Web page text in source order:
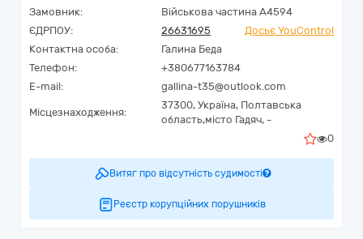
Замовник:
Військова частина А4594
ЄДРПОУ:
26631695
Досьє YouControl
Контактна особа:
Галина Беда
Телефон:
+380677163784
E-mail:
gallina-t35@outlook.com
Місцезнаходження:
37300, Україна, Полтавська
область,місто Гадяч, -
0
Витяг про відсутність судимості
Реєстр корупційних порушників